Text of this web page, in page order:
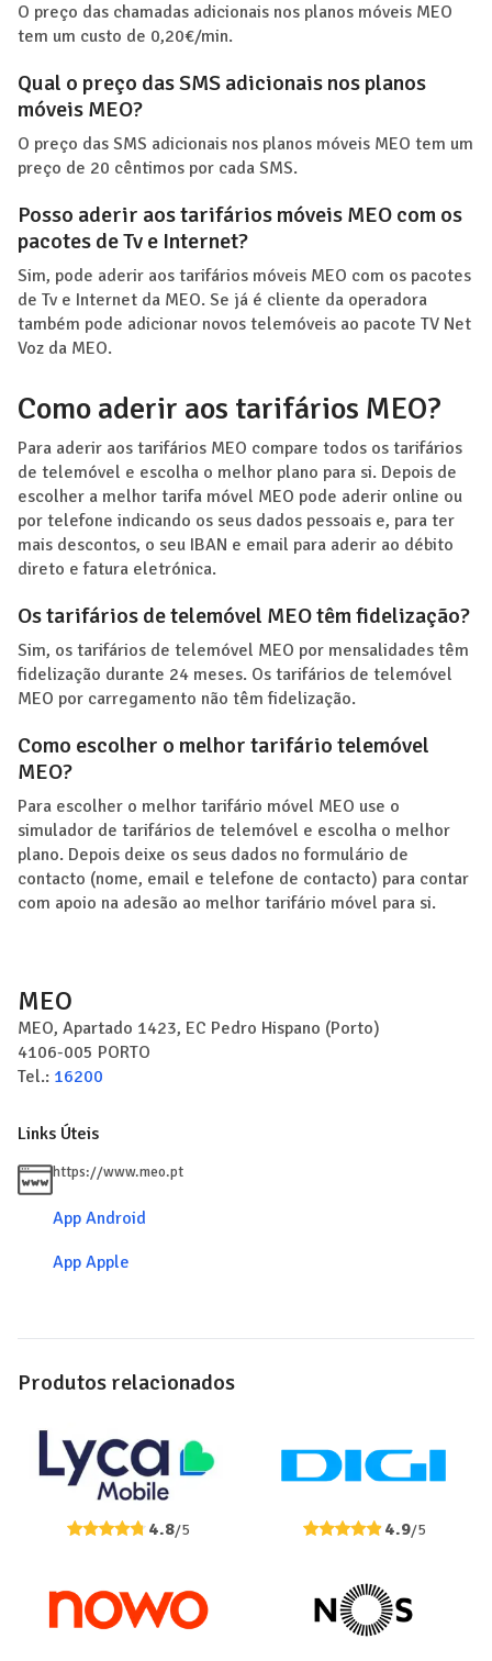
O preço das chamadas adicionais nos planos móveis MEO
tem um custo de 0,20€/min.
Qual o preço das SMS adicionais nos planos
móveis MEO?
O preço das SMS adicionais nos planos móveis MEO tem um
preço de 20 cêntimos por cada SMS.
Posso aderir aos tarifários móveis MEO com os
pacotes de Tv e Internet?
Sim, pode aderir aos tarifários móveis MEO com os pacotes
de Tv e Internet da MEO. Se já é cliente da operadora
também pode adicionar novos telemóveis ao pacote TV Net
Voz da MEO.
Como aderir aos tarifários MEO?
Para aderir aos tarifários MEO compare todos os tarifários
de telemóvel e escolha o melhor plano para si. Depois de
escolher a melhor tarifa móvel MEO pode aderir online ou
por telefone indicando os seus dados pessoais e, para ter
mais descontos, o seu IBAN e email para aderir ao débito
direto e fatura eletrónica.
Os tarifários de telemóvel MEO têm fidelização?
Sim, os tarifários de telemóvel MEO por mensalidades têm
fidelização durante 24 meses. Os tarifários de telemóvel
MEO por carregamento não têm fidelização.
Como escolher o melhor tarifário telemóvel
MEO?
Para escolher o melhor tarifário móvel MEO use o
simulador de tarifários de telemóvel e escolha o melhor
plano. Depois deixe os seus dados no formulário de
contacto (nome, email e telefone de contacto) para contar
com apoio na adesão ao melhor tarifário móvel para si.
MEO
MEO, Apartado 1423, EC Pedro Hispano (Porto)
4106-005 PORTO
Tel.: 16200
Links Úteis
https://www.meo.pt
App Android
App Apple
Produtos relacionados
4.8/5 4.9/5